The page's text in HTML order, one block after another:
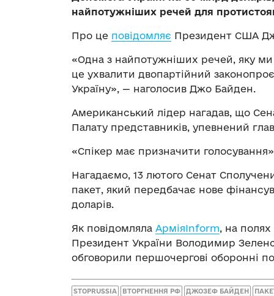
найпотужніших речей для
Про це повідомляє Президент США
«Одна з найпотужніших речей, яку
це ухвалити двопартійний
Україну», — наголосив Джо Байден.
Американський лідер нагадав, що
Палату представників, упевнений
«Спікер має призначити
Нагадаємо, 13 лютого Сенат
пакет, який передбачає нове
доларів.
Як повідомляла АрміяInform, на
Президент України Володимир
обговорили першочергові оборонні
STOPRUSSIA ВТОРГНЕННЯ РФ ДЖОЗЕФ БАЙДЕН